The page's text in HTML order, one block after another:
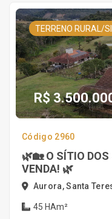
TERRENO RURAL/
R$
Código 2960
🌿🏡 O SÍTIO
VENDA! 🌿
Aurora, Santa
45 HAm²